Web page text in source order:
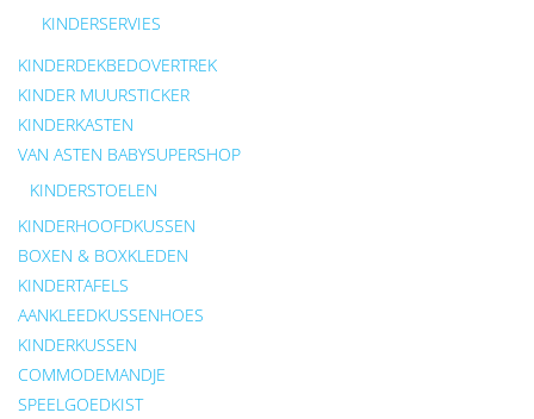
KINDERSERVIES
KINDERDEKBEDOVERTREK
KINDER MUURSTICKER
KINDERKASTEN
VAN ASTEN BABYSUPERSHOP
KINDERSTOELEN
KINDERHOOFDKUSSEN
BOXEN & BOXKLEDEN
KINDERTAFELS
AANKLEEDKUSSENHOES
KINDERKUSSEN
COMMODEMANDJE
SPEELGOEDKIST